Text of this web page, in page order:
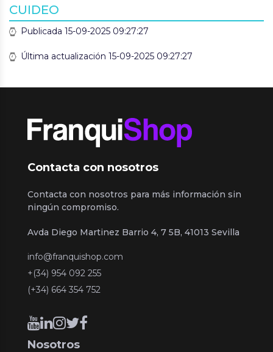
CUIDEO
Publicada 15-09-2025 09:27:27
Última actualización 15-09-2025 09:27:27
Contacta con nosotros
Contacta con nosotros para más información sin
ningún compromiso.
Avda Diego Martinez Barrio 4, 7 5B, 41013 Sevilla
info@franquishop.com
+(34) 954 092 255
(+34) 664 354 752
Nosotros